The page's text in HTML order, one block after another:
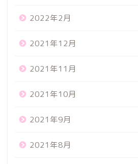
2022年2月
2021年12月
2021年11月
2021年10月
2021年9月
2021年8月